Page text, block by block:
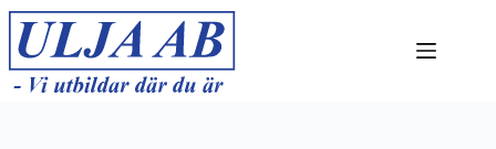
Hoppa
innehåll